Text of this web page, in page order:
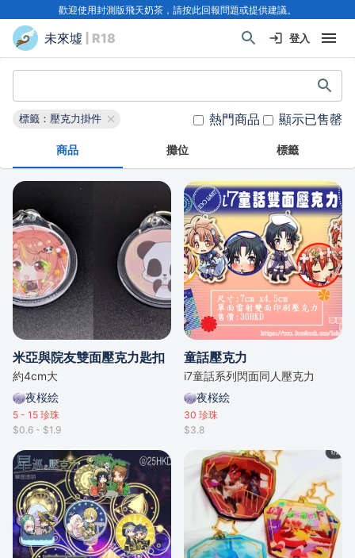
歡迎使用封測版飛天奶茶，請按此回報問題或提供建議。
未來墟 | R18 登入
標籤：壓克力掛件 熱門商品 顯示已售罄
商品 攤位 標籤
米亞與院友雙面壓克力匙扣
約4cm大
夜桜絵
5 - 15 珍珠
$0.6 - $1.9
童話壓克力
i7童話系列閃面同人壓克力
夜桜絵
30 珍珠
$3.8